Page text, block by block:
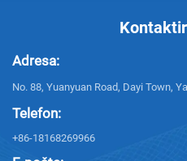
Adresa:
No. 88, Yuanyuan Road, Dayi Town,
Telefon:
+86-18168269966